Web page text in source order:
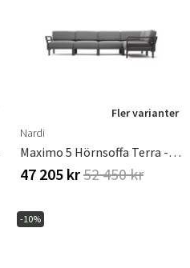
Fler varianter
Nardi
Maximo 5 Hörnsoffa Terra - Lava
47 205 kr52 450 kr
-10%